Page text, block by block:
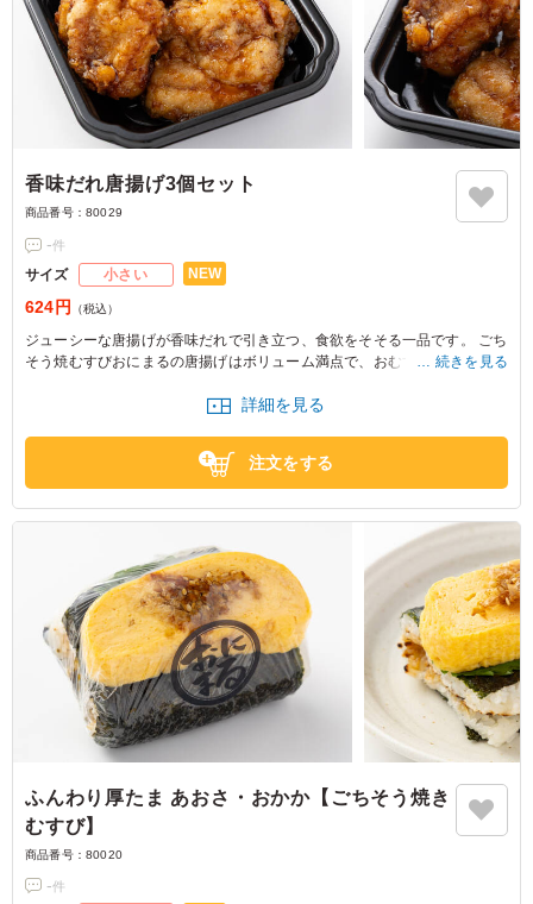
香味だれ唐揚げ3個セット
商品番号： 80029
-件
サイズ 小さい NEW
624円 （税込）
ジューシーな唐揚げが香味だれで引き立つ、食欲をそそる一品です。 ごち
そう焼むすびおにまるの唐揚げはボリューム満点で、おむすびのお供にど
続きを見る
詳細を見る
注文をする
ふんわり厚たま あおさ・おかか【ごちそう焼き
むすび】
商品番号： 80020
-件